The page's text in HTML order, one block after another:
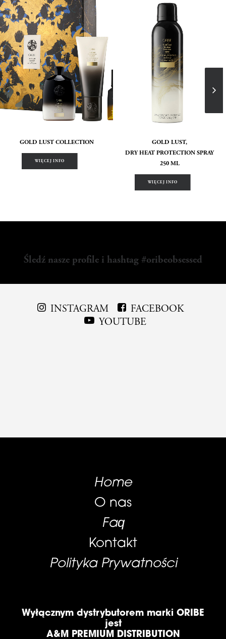
GOLD LUST COLLECTION
WIĘCEJ INFO
GOLD LUST,
DRY HEAT PROTECTION SPRAY
250 ML
WIĘCEJ INFO
Śledź nasze profile i hashtag #oribeobsessed
INSTAGRAM
FACEBOOK
YOUTUBE
Home
O nas
Faq
Kontakt
Polityka Prywatności
Wyłącznym dystrybutorem marki ORIBE
jest
A&M PREMIUM DISTRIBUTION